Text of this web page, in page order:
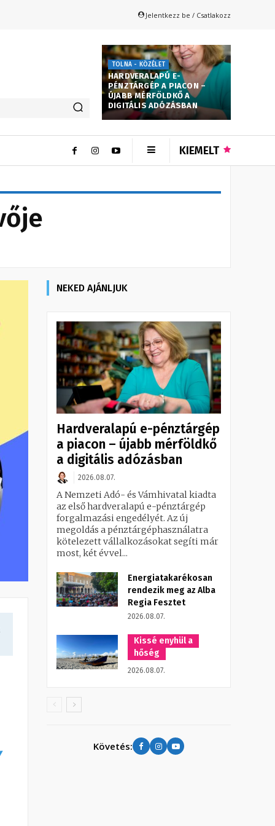
Jelentkezz be / Csatlakozz
TOLNA - KÖZÉLET
HARDVERALAPÚ E-
PÉNZTÁRGÉP A PIACON –
ÚJABB MÉRFÖLDKŐ A
DIGITÁLIS ADÓZÁSBAN
KIEMELT
NEKED AJÁNLJUK
Hardveralapú e-pénztárgép
a piacon – újabb mérföldkő
a digitális adózásban
2026.08.07.
A Nemzeti Adó- és Vámhivatal kiadta
az első hardveralapú e-pénztárgép
forgalmazási engedélyét. Az új
megoldás a pénztárgéphasználatra
kötelezett vállalkozásokat segíti már
most, két évvel...
Energiatakarékosan
rendezik meg az Alba
Regia Fesztet
2026.08.07.
Kissé enyhül a
hőség
2026.08.07.
Követés: